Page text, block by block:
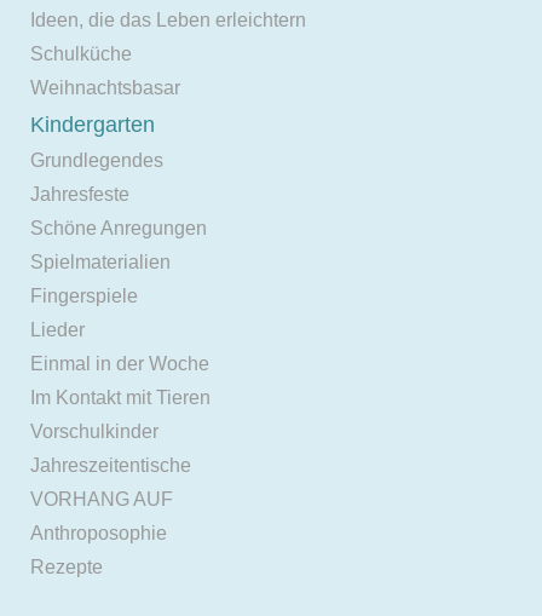
Ideen, die das Leben erleichtern
Schulküche
Weihnachtsbasar
Kindergarten
Grundlegendes
Jahresfeste
Schöne Anregungen
Spielmaterialien
Fingerspiele
Lieder
Einmal in der Woche
Im Kontakt mit Tieren
Vorschulkinder
Jahreszeitentische
VORHANG AUF
Anthroposophie
Rezepte